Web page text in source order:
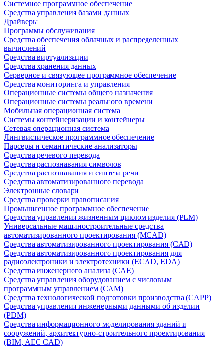
Системное программное обеспечение
Средства управления базами данных
Драйверы
Программы обслуживания
Средства обеспечения облачных и распределенных
вычислений
Средства виртуализации
Средства хранения данных
Серверное и связующее программное обеспечение
Средства мониторинга и управления
Операционные системы общего назначения
Операционные системы реального времени
Мобильная операционная система
Системы контейнеризации и контейнеры
Сетевая операционная система
Лингвистическое программное обеспечение
Парсеры и семантические анализаторы
Средства речевого перевода
Средства распознавания символов
Средства распознавания и синтеза речи
Средства автоматизированного перевода
Электронные словари
Средства проверки правописания
Промышленное программное обеспечение
Средства управления жизненным циклом изделия (PLM)
Универсальные машиностроительные средства
автоматизированного проектирования (MCAD)
Средства автоматизированного проектирования (CAD)
Средства автоматизированного проектирования для
радиоэлектроники и электротехники (ECAD, EDA)
Средства инженерного анализа (CAE)
Средства управления оборудованием с числовым
программным управлением (CAM)
Средства технологической подготовки производства (CAPP)
Средства управления инженерными данными об изделии
(PDM)
Средства информационного моделирования зданий и
сооружений, архитектурно-строительного проектирования
(BIM, AEC CAD)